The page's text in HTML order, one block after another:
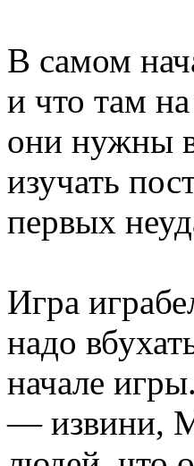
В самом
и что там
они нужны
изучать
первых
Игра
надо
начале
— извини,